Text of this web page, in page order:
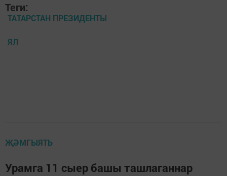
Теги:
ТАТАРСТАН ПРЕЗИДЕНТЫ
ЯЛ
ҖӘМГЫЯТЬ
Урамга 11 сыер башы ташлаганнар